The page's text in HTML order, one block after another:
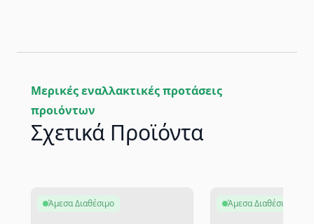
Μερικές εναλλακτικές προτάσεις
προιόντων
Σχετικά Προϊόντα
Άμεσα Διαθέσιμο Άμεσα Διαθέσιμο